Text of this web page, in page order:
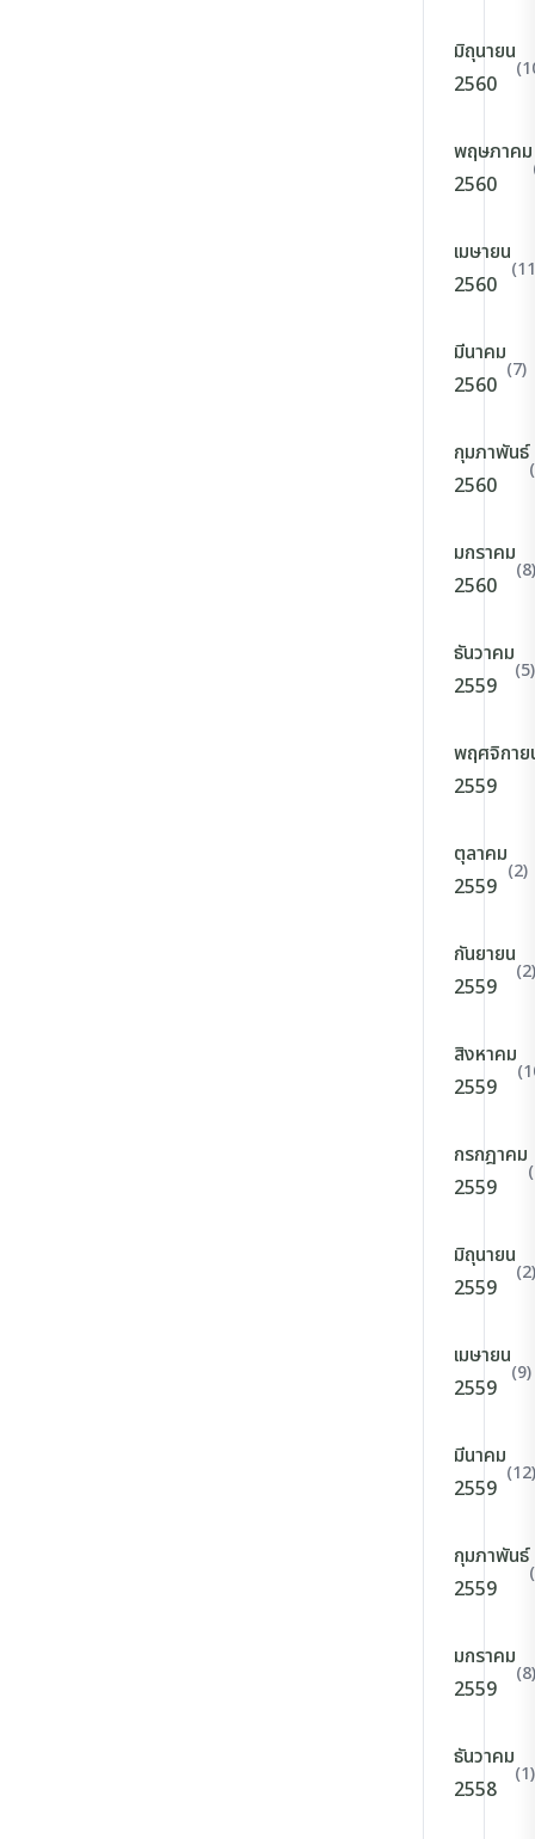
มิถุนายน
2560
พฤษภาคม
2560
เมษายน
2560
มีนาคม
2560
(7)
กุมภาพันธ์
2560
มกราคม
2560
(8)
ธันวาคม
2559
(5)
พฤศจิกาย
2559
ตุลาคม
2559
(2)
กันยายน
2559
(2)
สิงหาคม
2559
กรกฎาคม
2559
มิถุนายน
2559
(2)
เมษายน
2559
(9)
มีนาคม
2559
(12)
กุมภาพันธ์
2559
มกราคม
2559
(8)
ธันวาคม
2558
(1)